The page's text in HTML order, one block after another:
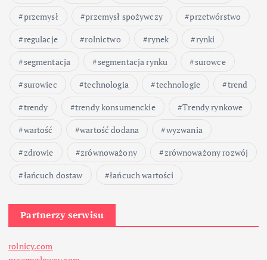
przemysł
przemysł spożywczy
przetwórstwo
regulacje
rolnictwo rynek
rynki
segmentacja
segmentacja rynku
surowce
surowiec
technologia technologie
trend
trendy
trendy konsumenckie
Trendy rynkowe
wartość
wartość dodana
wyzwania
zdrowie
zrównoważony
zrównoważony rozwój
łańcuch dostaw
łańcuch wartości
Partnerzy serwisu
rolnicy.com